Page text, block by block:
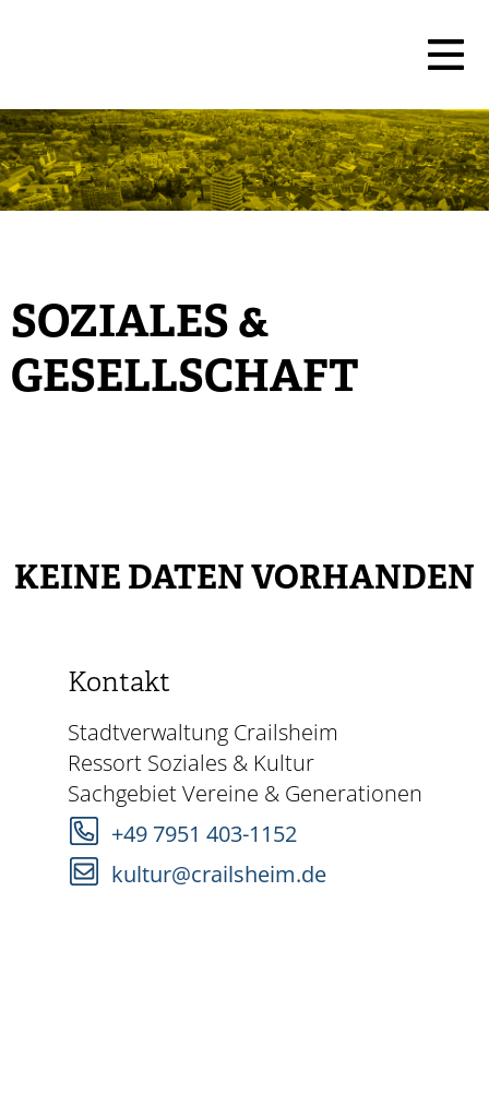
SOZIALES &
GESELLSCHAFT
Kontakt
Stadtverwaltung Crailsheim
Ressort Soziales & Kultur
Sachgebiet Vereine & Generationen
+49 7951 403-1152
kultur@crailsheim.de
KEINE DATEN VORHANDEN